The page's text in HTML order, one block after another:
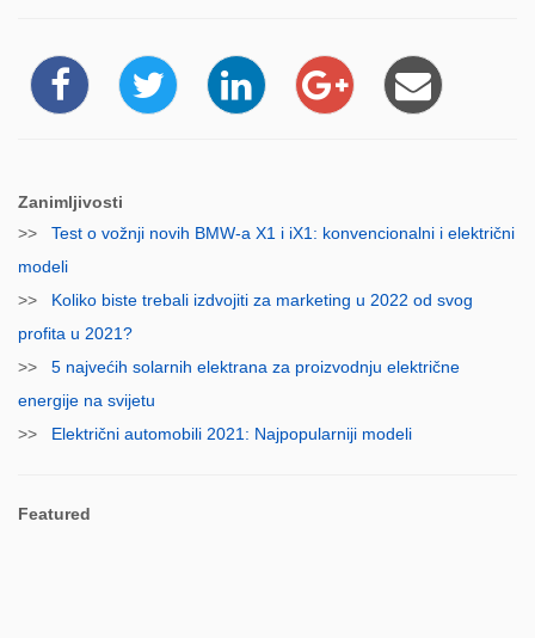
Zanimljivosti
>> Test o vožnji novih BMW-a X1 i iX1: konvencionalni i električni
modeli
>> Koliko biste trebali izdvojiti za marketing u 2022 od svog
profita u 2021?
>> 5 najvećih solarnih elektrana za proizvodnju električne
energije na svijetu
>> Električni automobili 2021: Najpopularniji modeli
Featured